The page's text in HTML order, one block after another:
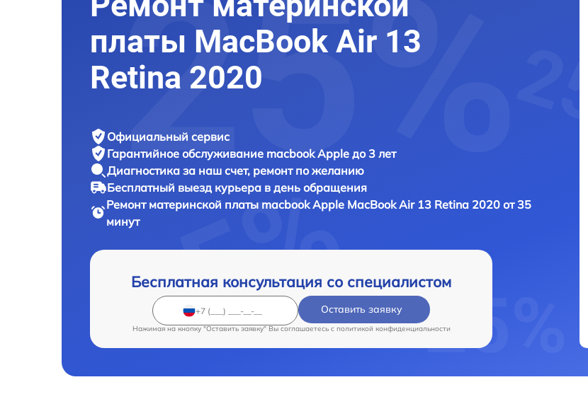
платы MacBook Air 13
Retina 2020
Официальный сервис
Гарантийное обслуживание macbook Apple до 3 лет
Диагностика за наш счет, ремонт по желанию
Бесплатный выезд курьера в день обращения
Ремонт материнской платы macbookApple MacBook Air 13 Retina 2020 от 35
минут
Бесплатная консультация со специалистом
Оставить заявку
Нажимая на кнопку "Оставить заявку" Вы соглашаетесь c политикой конфиденциальности